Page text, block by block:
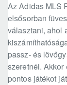
Az Adidas MLS
elsősorban
választani, ahol
passz- és
szeretnél. Akkor
pontos játékot